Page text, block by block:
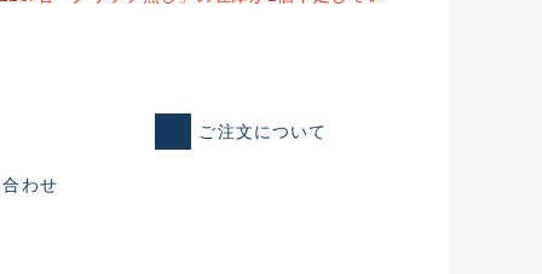
ものも含む
ご注文について
わせ